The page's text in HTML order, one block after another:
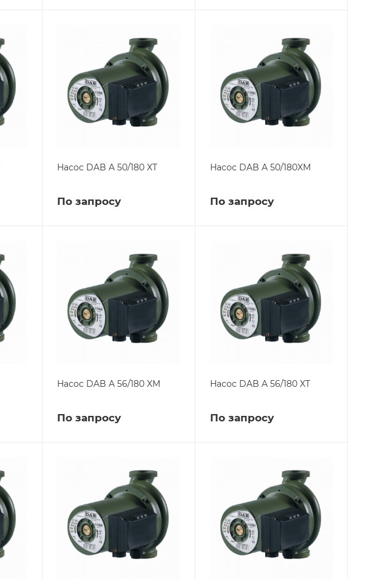
Насос DAB A 50/180 XT
По запросу
Насос DAB A 50/180XM
По запросу
Насос DAB A 56/180 XM
По запросу
Насос DAB A 56/180 XT
По запросу